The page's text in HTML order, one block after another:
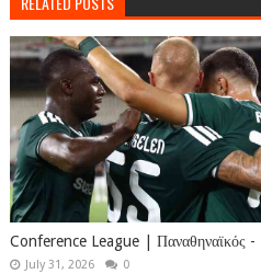
Conference League | Παναθηναϊκός
July 31, 2026 0